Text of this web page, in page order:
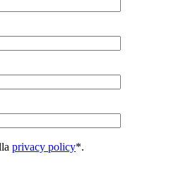
privacy policy*.